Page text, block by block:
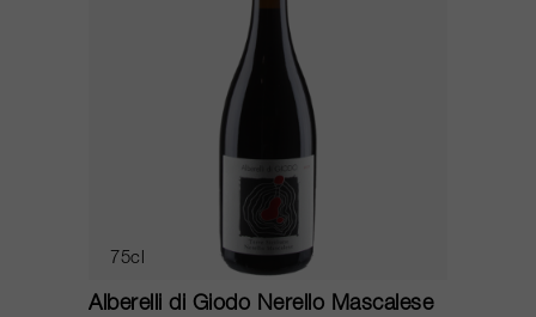
75cl
Alberelli di Giodo Nerello Mascalese